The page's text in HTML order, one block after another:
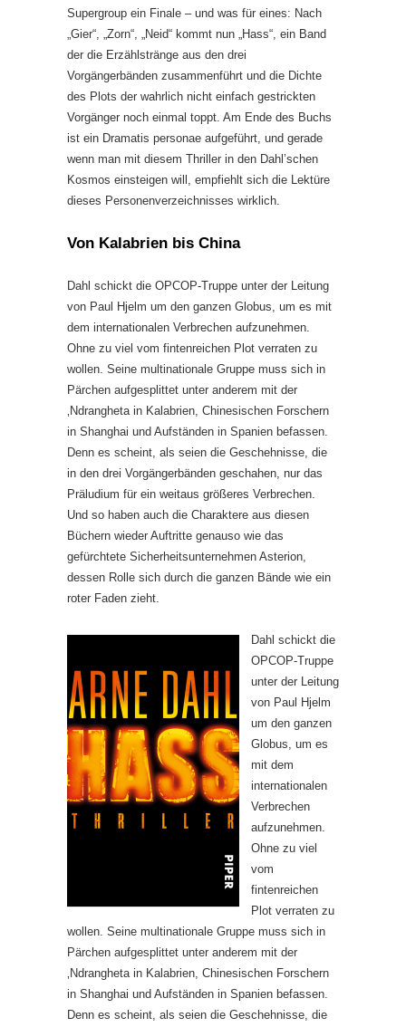
Supergroup ein Finale – und was für eines: Nach
„Gier“, „Zorn“, „Neid“ kommt nun „Hass“, ein Band
der die Erzählstränge aus den drei
Vorgängerbänden zusammenführt und die Dichte
des Plots der wahrlich nicht einfach gestrickten
Vorgänger noch einmal toppt. Am Ende des Buchs
ist ein Dramatis personae aufgeführt, und gerade
wenn man mit diesem Thriller in den Dahl’schen
Kosmos einsteigen will, empfiehlt sich die Lektüre
dieses Personenverzeichnisses wirklich.
Von Kalabrien bis China
Dahl schickt die OPCOP-Truppe unter der Leitung
von Paul Hjelm um den ganzen Globus, um es mit
dem internationalen Verbrechen aufzunehmen.
Ohne zu viel vom fintenreichen Plot verraten zu
wollen. Seine multinationale Gruppe muss sich in
Pärchen aufgesplittet unter anderem mit der
‚Ndrangheta in Kalabrien, Chinesischen Forschern
in Shanghai und Aufständen in Spanien befassen.
Denn es scheint, als seien die Geschehnisse, die
in den drei Vorgängerbänden geschahen, nur das
Präludium für ein weitaus größeres Verbrechen.
Und so haben auch die Charaktere aus diesen
Büchern wieder Auftritte genauso wie das
gefürchtete Sicherheitsunternehmen Asterion,
dessen Rolle sich durch die ganzen Bände wie ein
roter Faden zieht.
Dahl schickt die
OPCOP-Truppe
unter der Leitung
von Paul Hjelm
um den ganzen
Globus, um es
mit dem
internationalen
Verbrechen
aufzunehmen.
Ohne zu viel
vom
fintenreichen
Plot verraten zu
wollen. Seine multinationale Gruppe muss sich in
Pärchen aufgesplittet unter anderem mit der
‚Ndrangheta in Kalabrien, Chinesischen Forschern
in Shanghai und Aufständen in Spanien befassen.
Denn es scheint, als seien die Geschehnisse, die